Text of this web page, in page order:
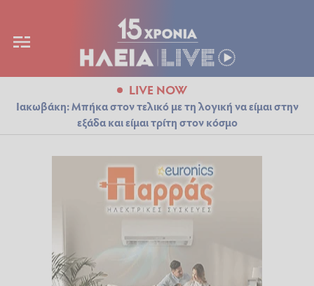
LIVE NOW
Ιακωβάκη: Μπήκα στον τελικό με τη λογική να είμαι στην
εξάδα και είμαι τρίτη στον κόσμο